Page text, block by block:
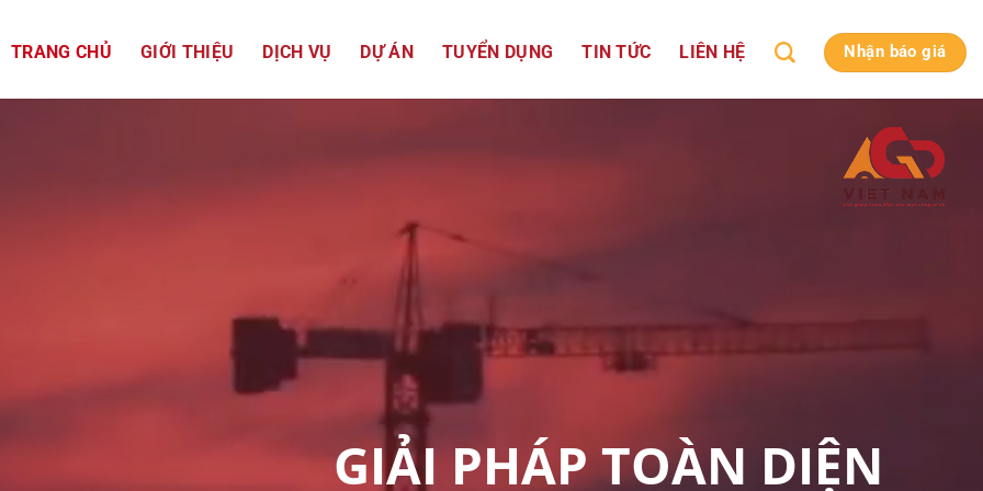
TRANG CHỦ GIỚI THIỆU DỊCH VỤ DỰ ÁN TUYỂN DỤNG TIN TỨC LIÊN HỆ Nhận báo giá
GIẢI PHÁP TOÀN DIỆN